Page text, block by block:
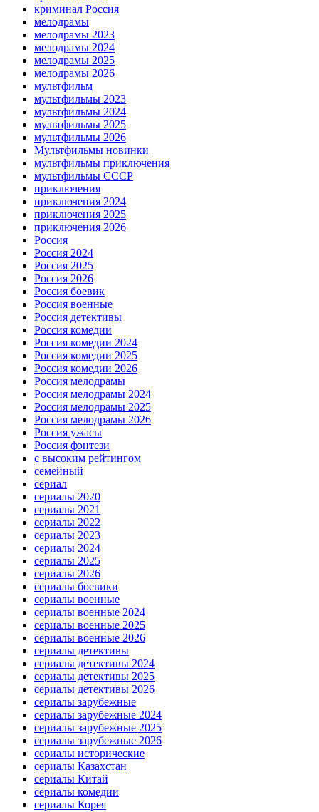
криминал Россия
мелодрамы
мелодрамы 2023
мелодрамы 2024
мелодрамы 2025
мелодрамы 2026
мультфильм
мультфильмы 2023
мультфильмы 2024
мультфильмы 2025
мультфильмы 2026
Мультфильмы новинки
мультфильмы приключения
мультфильмы СССР
приключения
приключения 2024
приключения 2025
приключения 2026
Россия
Россия 2024
Россия 2025
Россия 2026
Россия боевик
Россия военные
Россия детективы
Россия комедии
Россия комедии 2024
Россия комедии 2025
Россия комедии 2026
Россия мелодрамы
Россия мелодрамы 2024
Россия мелодрамы 2025
Россия мелодрамы 2026
Россия ужасы
Россия фэнтези
с высоким рейтингом
семейный
сериал
сериалы 2020
сериалы 2021
сериалы 2022
сериалы 2023
сериалы 2024
сериалы 2025
сериалы 2026
сериалы боевики
сериалы военные
сериалы военные 2024
сериалы военные 2025
сериалы военные 2026
сериалы детективы
сериалы детективы 2024
сериалы детективы 2025
сериалы детективы 2026
сериалы зарубежные
сериалы зарубежные 2024
сериалы зарубежные 2025
сериалы зарубежные 2026
сериалы исторические
сериалы Казахстан
сериалы Китай
сериалы комедии
сериалы Корея